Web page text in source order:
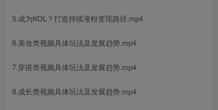
5.成为KOL？打造持续涨粉变现路径.mp4
6.美妆类视频具体玩法及发展趋势.mp4
7.穿搭类视频具体玩法及发展趋势.mp4
8.成长类视频具体玩法及发展趋势.mp4